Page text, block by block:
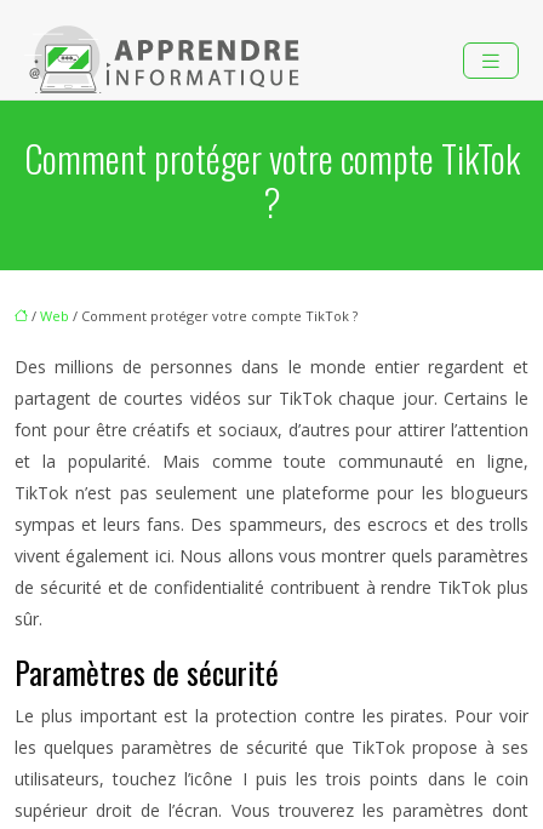
Comment protéger votre compte TikTok
?
/ Web / Comment protéger votre compte TikTok ?
Des millions de personnes dans le monde entier regardent et
partagent de courtes vidéos sur TikTok chaque jour. Certains le
font pour être créatifs et sociaux, d’autres pour attirer l’attention
et la popularité. Mais comme toute communauté en ligne,
TikTok n’est pas seulement une plateforme pour les blogueurs
sympas et leurs fans. Des spammeurs, des escrocs et des trolls
vivent également ici. Nous allons vous montrer quels paramètres
de sécurité et de confidentialité contribuent à rendre TikTok plus
sûr.
Paramètres de sécurité
Le plus important est la protection contre les pirates. Pour voir
les quelques paramètres de sécurité que TikTok propose à ses
utilisateurs, touchez l’icône I puis les trois points dans le coin
supérieur droit de l’écran. Vous trouverez les paramètres dont